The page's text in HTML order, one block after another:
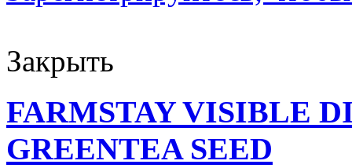
Закрыть
FARMSTAY VISIBLE
GREENTEA SEED